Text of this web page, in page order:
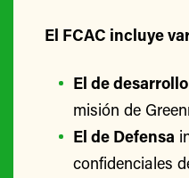
El FCAC incluye
El de desarrollo
misión de
El de Defensa
confidenciales